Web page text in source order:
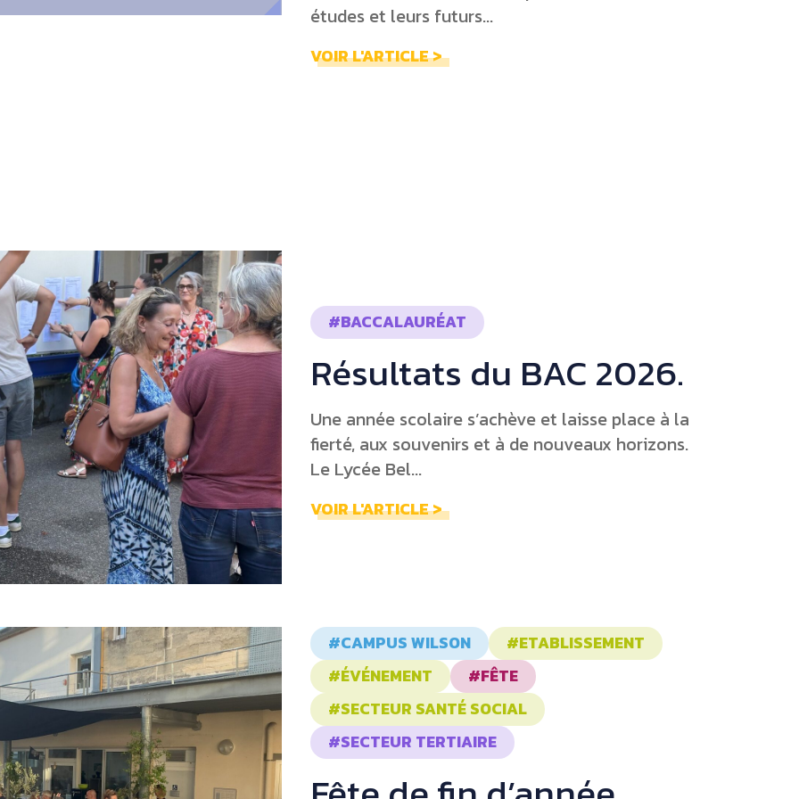
études et leurs futurs...
VOIR L'ARTICLE >
#BACCALAURÉAT
Résultats du BAC 2026.
Une année scolaire s’achève et laisse place à la
fierté, aux souvenirs et à de nouveaux horizons.
Le Lycée Bel...
VOIR L'ARTICLE >
#CAMPUS WILSON
#ETABLISSEMENT
#ÉVÉNEMENT
#FÊTE
#SECTEUR SANTÉ SOCIAL
#SECTEUR TERTIAIRE